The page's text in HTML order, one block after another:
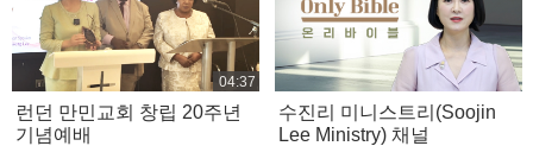
04:37
런던 만민교회 창립 20주년
기념예배
수진리 미니스트리(Soojin
Lee Ministry) 채널